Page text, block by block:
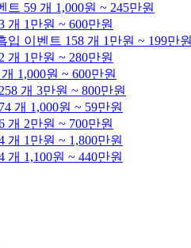
트 59 개 1,000원 ~ 245만원
개 1만원 ~ 600만원
입 이벤트 158 개 1만원 ~ 199만원
개 1만원 ~ 280만원
1,000원 ~ 600만원
개 3만원 ~ 800만원
개 1,000원 ~ 59만원
개 2만원 ~ 700만원
개 1만원 ~ 1,800만원
개 1,100원 ~ 440만원